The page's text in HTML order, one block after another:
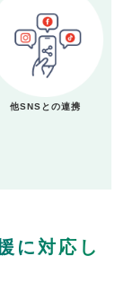
他SNSとの連携
に対応し